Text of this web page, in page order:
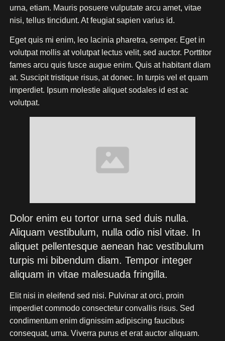
urna, etiam. Mauris posuere vulputate arcu amet, vitae
nisi, tellus tincidunt. At feugiat sapien varius id.
Eget quis mi enim, leo lacinia pharetra, semper. Eget in
volutpat mollis at volutpat lectus velit, sed auctor. Porttitor
fames arcu quis fusce augue enim. Quis at habitant diam
at. Suscipit tristique risus, at donec. In turpis vel et quam
imperdiet. Ipsum molestie aliquet sodales id est ac
volutpat.
Dolor enim eu tortor urna sed duis nulla.
Aliquam vestibulum, nulla odio nisl vitae. In
aliquet pellentesque aenean hac vestibulum
turpis mi bibendum diam. Tempor integer
aliquam in vitae malesuada fringilla.
Elit nisi in eleifend sed nisi. Pulvinar at orci, proin
imperdiet commodo consectetur convallis risus. Sed
condimentum enim dignissim adipiscing faucibus
consequat, urna. Viverra purus et erat auctor aliquam.